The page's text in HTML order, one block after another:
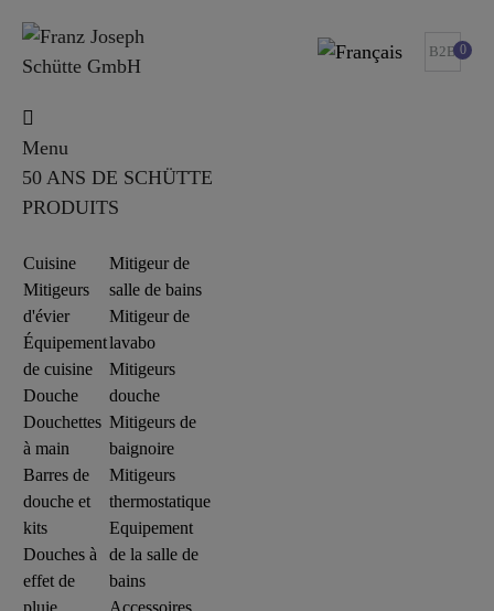
B2B 0
Menu
50 ANS DE SCHÜTTE
PRODUITS
Cuisine
Mitigeurs
d'évier
Équipement
de cuisine
Douche
Douchettes
à main
Barres de
douche et
kits
Douches à
effet de
pluie
Mitigeur de
salle de bains
Mitigeur de
lavabo
Mitigeurs
douche
Mitigeurs de
baignoire
Mitigeurs
thermostatique
Equipement
de la salle de
bains
Accessoires